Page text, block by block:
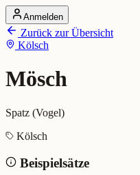
Startseite
Alle Dialekte
Dialekte vergleichen
Dialekt-Karte
Ranking
Mösch (Kölsch)
Bedeutung: Spatz (Vogel)
Anmelden
Zurück zur Übersicht
Kölsch
Mösch
Spatz (Vogel)
Kölsch
Beispielsätze